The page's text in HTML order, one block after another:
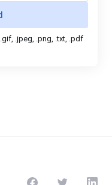
.jpeg, .png, .txt, .pdf